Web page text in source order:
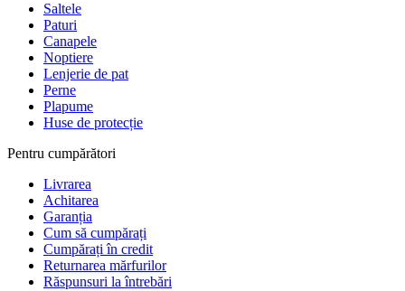
Saltele
Paturi
Canapele
Noptiere
Lenjerie de pat
Perne
Plapume
Huse de protecție
Pentru cumpărători
Livrarea
Achitarea
Garanția
Cum să cumpărați
Cumpărați în credit
Returnarea mărfurilor
Răspunsuri la întrebări